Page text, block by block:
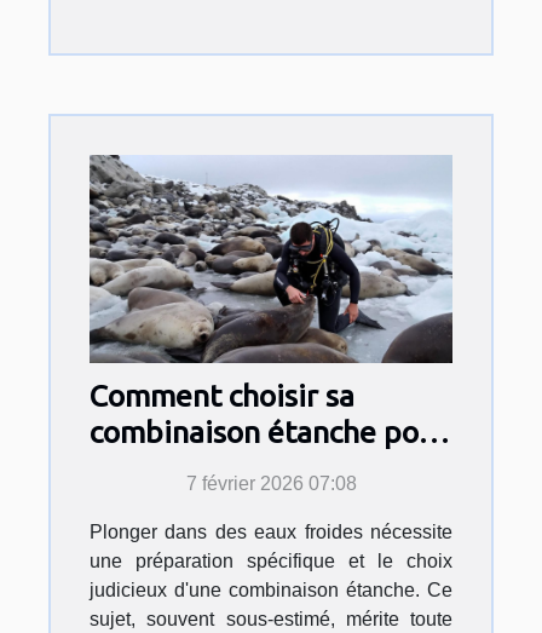
Comment choisir sa
combinaison étanche pour
des eaux froides ?
7 février 2026 07:08
Plonger dans des eaux froides nécessite
une préparation spécifique et le choix
judicieux d'une combinaison étanche. Ce
sujet, souvent sous-estimé, mérite toute